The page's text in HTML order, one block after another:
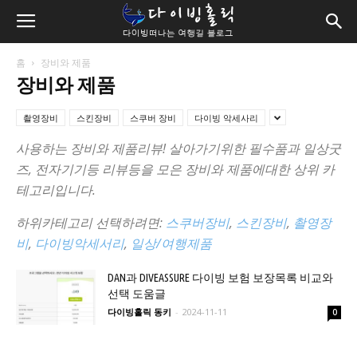
홈 장비와 제품
장비와 제품
촬영장비 스킨장비 스쿠버 장비 다이빙 악세사리
사용하는 장비와 제품리뷰! 살아가기위한 필수품과 일상굿
즈, 전자기기등 리뷰등을 모은 장비와 제품에대한 상위 카
테고리입니다.
하위카테고리 선택하려면: 스쿠버장비, 스킨장비, 촬영장
비, 다이빙악세서리, 일상/여행제품
DAN과 DIVEASSURE 다이빙 보험 보장목록 비교와
선택 도움글
다이빙홀릭 동키 - 2024-11-11 0